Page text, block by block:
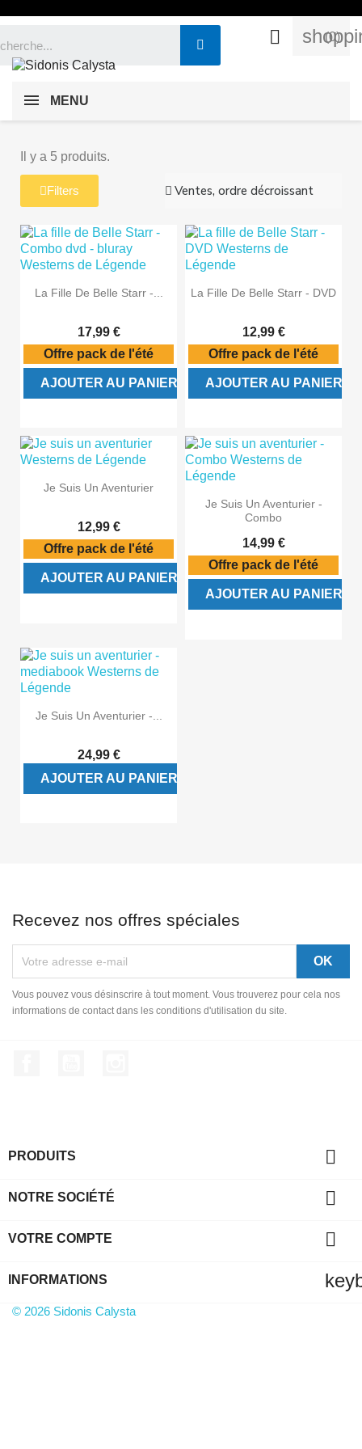
 (0)
MENU
Il y a 5 produits.
Filters
La Fille De Belle Starr -...
17,99 €
Offre pack de l'été
AJOUTER AU PANIER
La Fille De Belle Starr - DVD
12,99 €
Offre pack de l'été
AJOUTER AU PANIER
Je Suis Un Aventurier
12,99 €
Offre pack de l'été
AJOUTER AU PANIER
Je Suis Un Aventurier -
Combo
14,99 €
Offre pack de l'été
AJOUTER AU PANIER
Je Suis Un Aventurier -...
24,99 €
AJOUTER AU PANIER
Recevez nos offres spéciales
Vous pouvez vous désinscrire à tout moment. Vous trouverez pour cela nos
informations de contact dans les conditions d'utilisation du site.
PRODUITS 
NOTRE SOCIÉTÉ 
VOTRE COMPTE 
INFORMATIONS
© 2026 Sidonis Calysta